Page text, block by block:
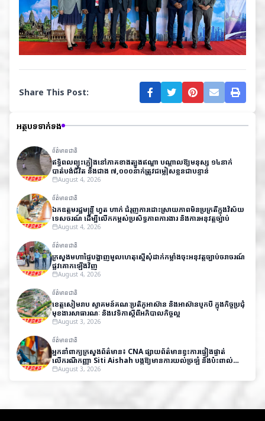
Share This Post:
អត្ថបទទាក់ទង
ព័ត៌មានជាតិ
ឥទ្ធិពលព្យុះភ្លៀងនៅភាគខាងត្បូងឥណ្ឌា បណ្តាលឱ្យមនុស្ស ១៤នាក់
បាត់បង់ជីវិត និងជាង ៧,០០០នាក់ត្រូវជម្លៀសខ្លួនជាបន្ទាន់
August 4, 2026
ព័ត៌មានជាតិ
ឯកឧត្តមរដ្ឋមន្ត្រី ហួត ហាក់ ជំរុញការដោះស្រាយភាពមិនប្រក្រតីក្នុងវិស័យ
ទេសចរណ៍ ដើម្បីលើកកម្ពស់ប្រសិទ្ធភាពការងារ និងការអនុវត្តច្បាប់
August 4, 2026
ព័ត៌មានជាតិ
ក្រសួងមហាផ្ទៃបង្ហាញមូលហេតុស្នើសុំដាក់កម្លាំងចុះអនុវត្តច្បាប់ចរាចរណ៍
ផ្លូវគោកឡើងវិញ
August 4, 2026
ព័ត៌មានជាតិ
ខេត្តសៀមរាប ស្វាគមន៍គណៈប្រតិភូអាស៊ាន និងអាស៊ានបូកបី ក្នុងកិច្ចប្រជុំ
មុខងារសាធារណៈ និងវេទិកាស្តីពីអភិបាលកិច្ចល្អ
August 3, 2026
ព័ត៌មានជាតិ
អ្នកនាំពាក្យក្រសួងព័ត៌មាន៖ CNA ផ្សាយព័ត៌មានខ្វះការផ្ទៀងផ្ទាត់
លើករណីកញ្ញា Siti Aishah បង្កឱ្យមានការយល់ច្រឡំ និងប៉ះពាល់
កិត្តិយសកម្ពុជា
August 3, 2026